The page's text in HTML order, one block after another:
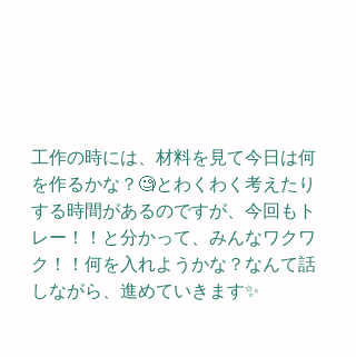
工作の時には、材料を見て今日は何
を作るかな？🧐とわくわく考えたり
する時間があるのですが、今回もト
レー！！と分かって、みんなワクワ
ク！！何を入れようかな？なんて話
しながら、進めていきます✨